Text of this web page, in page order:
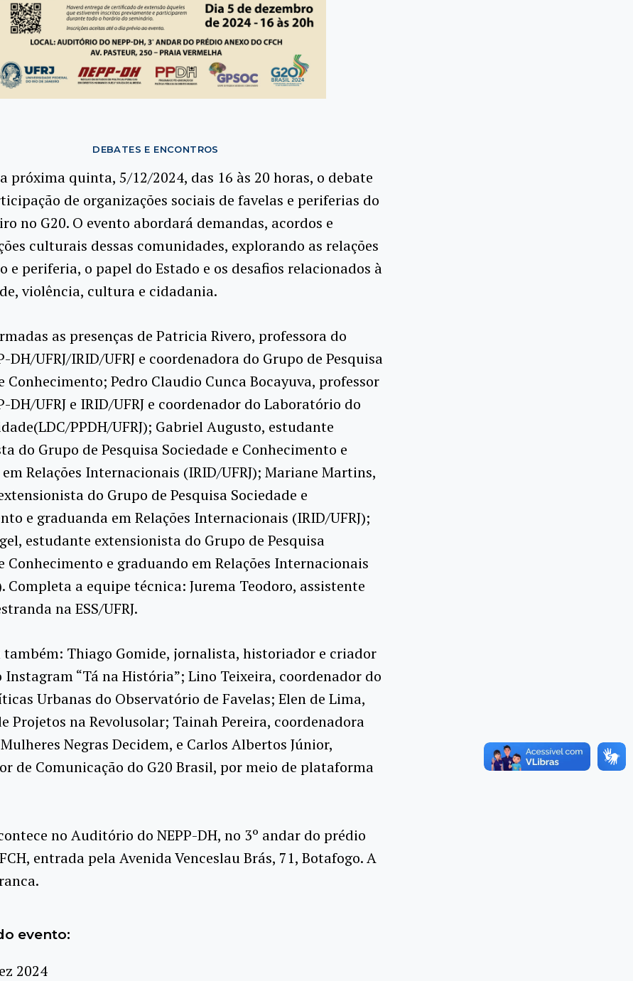
DEBATES E ENCONTROS
próxima quinta, 5/12/2024, das 16 às 20 horas, o debate
de organizações sociais de favelas e periferias do
no G20. O evento abordará demandas, acordos e
culturais dessas comunidades, explorando as relações
e periferia, o papel do Estado e os desafios relacionados à
violência, cultura e cidadania.
as presenças de Patricia Rivero, professora do
DH/UFRJ/IRID/UFRJ e coordenadora do Grupo de Pesquisa
Conhecimento; Pedro Claudio Cunca Bocayuva, professor
DH/UFRJ e IRID/UFRJ e coordenador do Laboratório do
PPDH/UFRJ); Gabriel Augusto, estudante
do Grupo de Pesquisa Sociedade e Conhecimento e
Relações Internacionais (IRID/UFRJ); Mariane Martins,
do Grupo de Pesquisa Sociedade e
e graduanda em Relações Internacionais (IRID/UFRJ);
estudante extensionista do Grupo de Pesquisa
Conhecimento e graduando em Relações Internacionais
Completa a equipe técnica: Jurema Teodoro, assistente
na ESS/UFRJ.
Thiago Gomide, jornalista, historiador e criador
“Tá na História”; Lino Teixeira, coordenador do
Urbanas do Observatório de Favelas; Elen de Lima,
Projetos na Revolusolar; Tainah Pereira, coordenadora
Negras Decidem, e Carlos Albertos Júnior,
de Comunicação do G20 Brasil, por meio de plataforma
no Auditório do NEPP-DH, no 3º andar do prédio
entrada pela Avenida Venceslau Brás, 71, Botafogo. A
evento:
2024